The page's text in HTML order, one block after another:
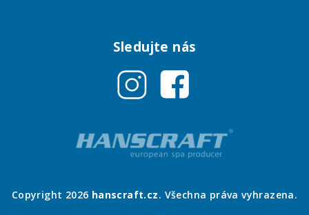
Sledujte nás
Copyright 2026 hanscraft.cz. Všechna práva vyhrazena.